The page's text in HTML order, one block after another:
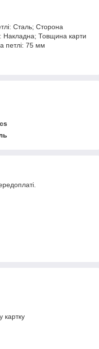
Сталь; Сторона
Накладна; Товщина карти
петлі: 75 мм
картку